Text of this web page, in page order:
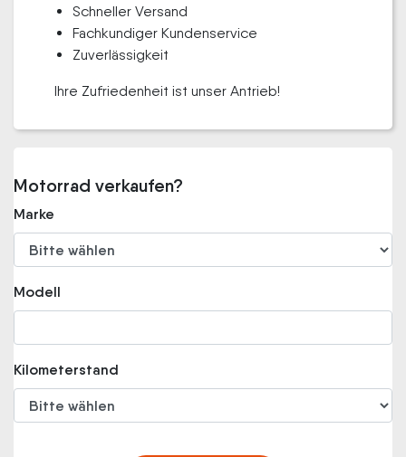
Schneller Versand
Fachkundiger Kundenservice
Zuverlässigkeit
Ihre Zufriedenheit ist unser Antrieb!
Motorrad verkaufen?
Marke
Modell
Kilometerstand